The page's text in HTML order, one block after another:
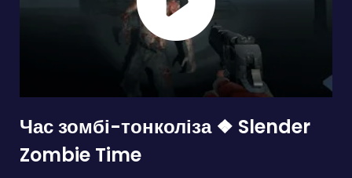
Час зомбі-тонколіза ❖ Slender
Zombie Time